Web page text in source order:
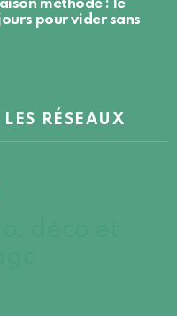
méthode : le
pour vider sans
RÉSEAUX